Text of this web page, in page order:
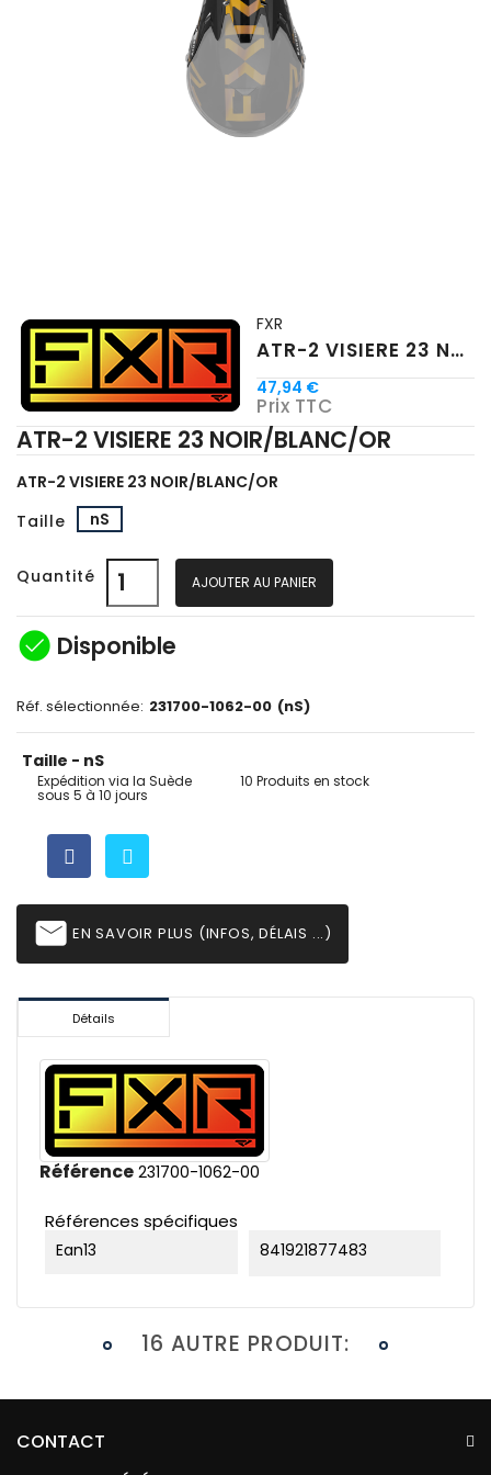
FXR
ATR-2 VISIERE 23 NOIR/BLANC/OR
47,94 €
Prix TTC
ATR-2 VISIERE 23 NOIR/BLANC/OR
ATR-2 VISIERE 23 NOIR/BLANC/OR
Taille
nS
Quantité AJOUTER AU PANIER
check_circle Disponible
Réf. sélectionnée: 231700-1062-00 (nS)
Taille - nS
Expédition via la Suède
sous 5 à 10 jours
10 Produits en stock
email EN SAVOIR PLUS (INFOS, DÉLAIS ...)
Détails
Référence 231700-1062-00
Références spécifiques
Ean13 841921877483
16 AUTRE PRODUIT:
CONTACT